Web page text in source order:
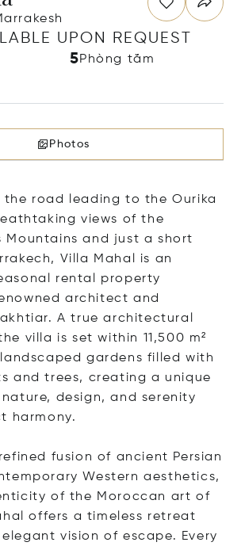
UPON REQUEST
5Phòng tắm
Photos
the road leading to the Ourika
views of the
Mountains and just a short
Villa Mahal is an
rental property
architect and
A true architectural
villa is set within 11,500 m²
gardens filled with
and trees, creating a unique
design, and serenity
harmony.
fusion of ancient Persian
Western aesthetics,
of the Moroccan art of
offers a timeless retreat
vision of escape. Every